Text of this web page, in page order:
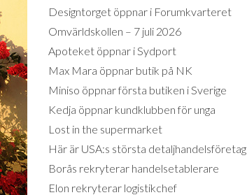
Designtorget öppnar i Forumkvarteret
Omvärldskollen – 7 juli 2026
Apoteket öppnar i Sydport
Max Mara öppnar butik på NK
Miniso öppnar första butiken i Sverige
Kedja öppnar kundklubben för unga
Lost in the supermarket
Här är USA:s största detaljhandelsföretag
Borås rekryterar handelsetablerare
Elon rekryterar logistikchef